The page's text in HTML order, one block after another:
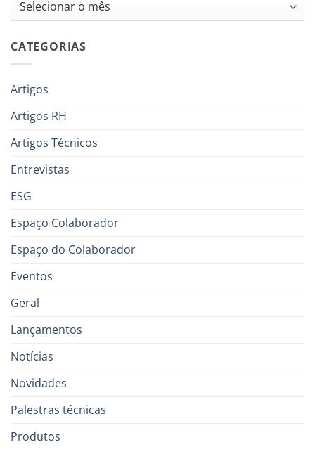
CATEGORIAS
Artigos
Artigos RH
Artigos Técnicos
Entrevistas
ESG
Espaço Colaborador
Espaço do Colaborador
Eventos
Geral
Lançamentos
Notícias
Novidades
Palestras técnicas
Produtos